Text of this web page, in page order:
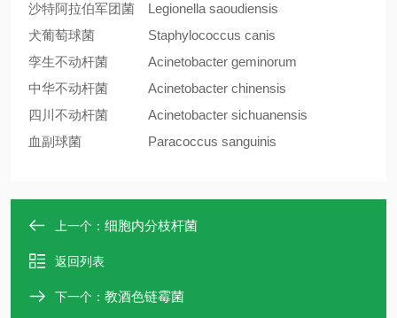
沙特阿拉伯军团菌
Legionella saoudiensis
犬葡萄球菌
Staphylococcus canis
孪生不动杆菌
Acinetobacter geminorum
中华不动杆菌
Acinetobacter chinensis
四川不动杆菌
Acinetobacter sichuanensis
血副球菌
Paracoccus sanguinis
上一个： 细胞内分枝杆菌
返回列表
下一个： 教酒色链霉菌